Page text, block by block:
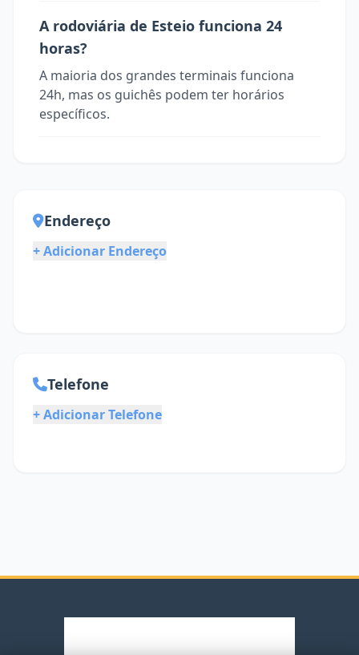
A rodoviária de Esteio funciona 24
horas?
A maioria dos grandes terminais funciona
24h, mas os guichês podem ter horários
específicos.
Endereço
+ Adicionar Endereço
Telefone
+ Adicionar Telefone